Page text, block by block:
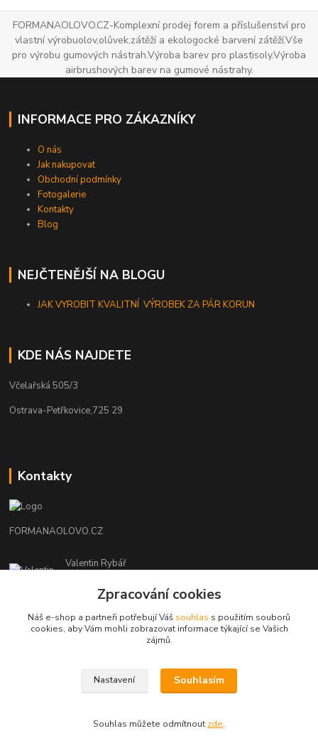
Zpracování cookies
Náš e-shop a partneři potřebují Váš souhlas s použitím souborů
cookies, aby Vám mohli zobrazovat informace týkající se Vašich
zájmů.
Nastavení Souhlasím
Souhlas můžete odmítnout zde.
FORMANAOLOVO.CZ-Komplexní prodej forem a příslušenství pro
vlastní výrobuolov,olůvek,zátěží a ekologocké barvení zátěží.Vše
pro výrobu gumových nástrah.Výroba barev pro plastisoly.Výroba
airbrushových barev na gumové nástrahy.
INFORMACE PRO ZÁKAZNÍKY
O nás
Jak nakupovat
Obchodní podmínky
Fotogalerie
Kontakty
Blog
NEJČTENĚJŠÍ NA BLOGU
JAK VYROBIT KVALITNÍ VÝROBEK ZA PÁR KORUN
KDE NÁS NAJDETE
Včelařská 505/3
Ostrava-Petřkovice,725 29
Kontakty
FORMANAOLOVO.CZ
Valentin Rybář
(Po-Pá, 7-12 15-22 hod.)
ryvafishing@gmail.com
FORMANAOLOVO.CZ-VŠECHNA PRÁVA VYHRAZENA
Zpracování cookies
Náš e-shop a partneři potřebují Váš souhlas s použitím souborů
cookies, aby Vám mohli zobrazovat informace týkající se Vašich
zájmů.
Nastavení Souhlasím
Souhlas můžete odmítnout zde.